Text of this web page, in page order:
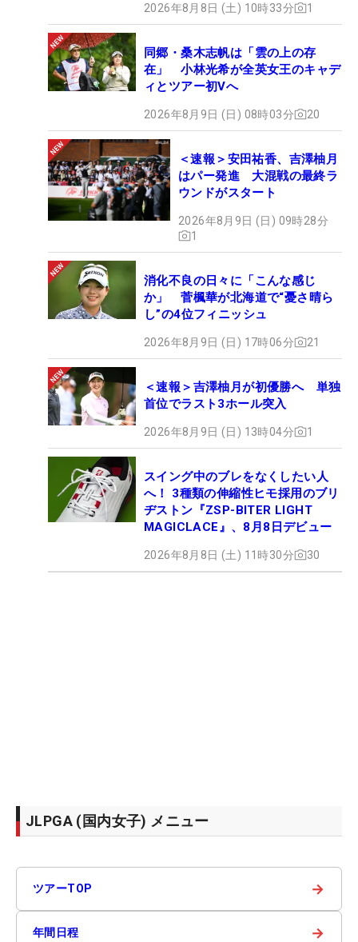
2026年8月8日 (土) 10時33分 1
同郷・桑木志帆は「雲の上の存
在」 小林光希が全英女王のキャデ
ィとツアー初Vへ
2026年8月9日 (日) 08時03分 20
＜速報＞安田祐香、吉澤柚月
はパー発進 大混戦の最終ラ
ウンドがスタート
2026年8月9日 (日) 09時28分
1
消化不良の日々に「こんな感じ
か」 菅楓華が北海道で“憂さ晴ら
し”の4位フィニッシュ
2026年8月9日 (日) 17時06分 21
＜速報＞吉澤柚月が初優勝へ 単独
首位でラスト3ホール突入
2026年8月9日 (日) 13時04分 1
スイング中のブレをなくしたい人
へ！ 3種類の伸縮性ヒモ採用のブリ
ヂストン『ZSP-BITER LIGHT
MAGICLACE』、8月8日デビュー
2026年8月8日 (土) 11時30分 30
JLPGA (国内女子) メニュー
ツアーTOP →
年間日程 →